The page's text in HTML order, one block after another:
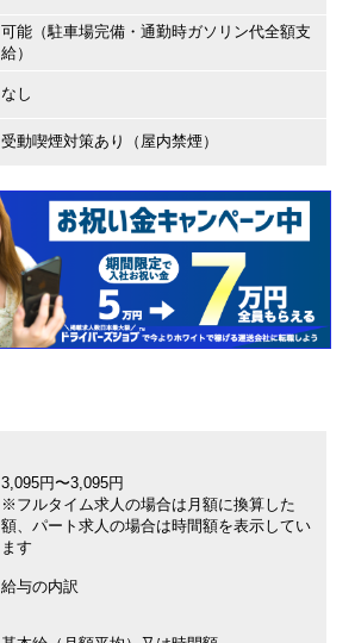
可能（駐車場完備・通勤時ガソリン代全額支
給）
なし
受動喫煙対策あり（屋内禁煙）
3,095円〜3,095円
※フルタイム求人の場合は月額に換算した
額、パート求人の場合は時間額を表示してい
ます
給与の内訳